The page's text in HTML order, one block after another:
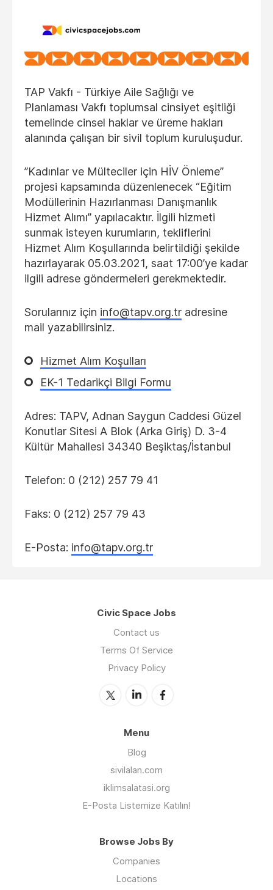
TAP Vakfı - Türkiye Aile Sağlığı ve
Planlaması Vakfı toplumsal cinsiyet eşitliği
temelinde cinsel haklar ve üreme hakları
alanında çalışan bir sivil toplum kuruluşudur.
”Kadınlar ve Mülteciler için HİV Önleme”
projesi kapsamında düzenlenecek “Eğitim
Modüllerinin Hazırlanması Danışmanlık
Hizmet Alımı” yapılacaktır. İlgili hizmeti
sunmak isteyen kurumların, tekliflerini
Hizmet Alım Koşullarında belirtildiği şekilde
hazırlayarak 05.03.2021, saat 17:00’ye kadar
ilgili adrese göndermeleri gerekmektedir.
Sorularınız için info@tapv.org.tr adresine
mail yazabilirsiniz.
Hizmet Alım Koşulları
EK-1 Tedarikçi Bilgi Formu
Adres: TAPV, Adnan Saygun Caddesi Güzel
Konutlar Sitesi A Blok (Arka Giriş) D. 3-4
Kültür Mahallesi 34340 Beşiktaş/İstanbul
Telefon: 0 (212) 257 79 41
Faks: 0 (212) 257 79 43
E-Posta: info@tapv.org.tr
Civic Space Jobs
Contact us
Terms Of Service
Privacy Policy
Menu
Blog
sivilalan.com
iklimsalatasi.org
E-Posta Listemize Katılın!
Browse Jobs By
Companies
Locations